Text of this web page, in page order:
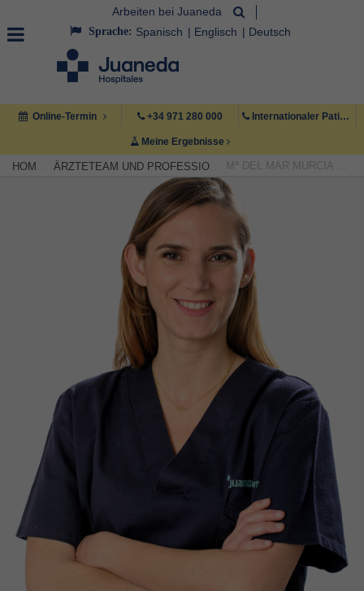
Arbeiten bei Juaneda
Sprache: Spanisch Englisch Deutsch
Online-Termin +34 971 280 000 Internationaler Patient +34 971 222 222
Meine Ergebnisse
HOME ÄRZTETEAM UND PROFESSIONELLE Mª DEL MAR MURCIA LLORET